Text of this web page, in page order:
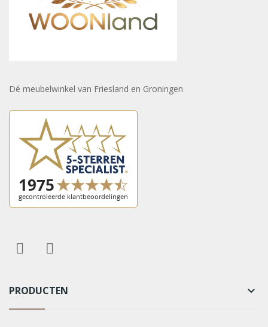
Dé meubelwinkel van Friesland en Groningen
PRODUCTEN keyboard_arrow_down